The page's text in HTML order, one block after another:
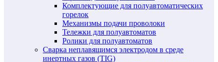
Комплектующие для полуавтоматических
горелок
Механизмы подачи проволоки
Тележки для полуавтоматов
Ролики для полуавтоматов
Сварка неплавящимся электродом в среде
инертных газов (TIG)